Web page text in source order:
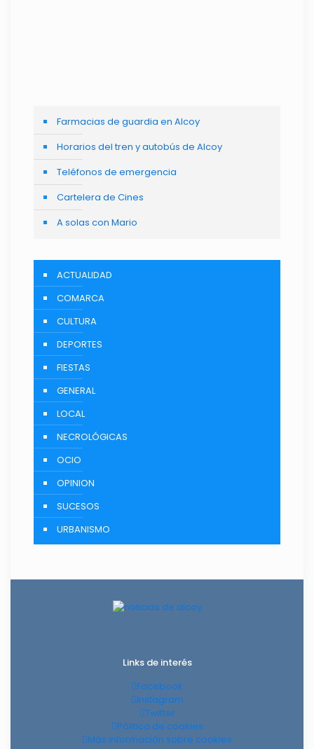
Farmacias de guardia en Alcoy
Horarios del tren y autobús de Alcoy
Teléfonos de emergencia
Cartelera de Cines
A solas con Mario
ACTUALIDAD
COMARCA
CULTURA
DEPORTES
FIESTAS
GENERAL
LOCAL
NECROLÓGICAS
OCIO
OPINION
SUCESOS
URBANISMO
Links de interés
Facebook
Instagram
Twitter
Pólitica de cookies
Más información sobre cookies